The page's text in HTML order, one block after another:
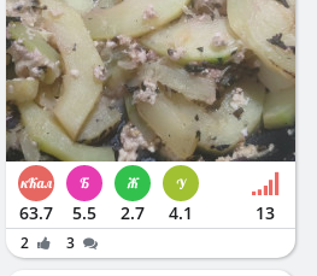
63.7 5.5 2.7 4.1 13
2 3